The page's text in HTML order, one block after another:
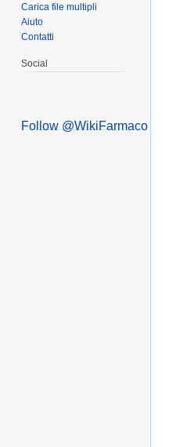
Carica file multipli
Aiuto
Contatti
Social
Follow @WikiFarmaco